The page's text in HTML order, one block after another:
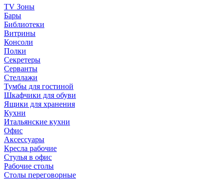
TV Зоны
Бары
Библиотеки
Витрины
Консоли
Полки
Секретеры
Серванты
Стеллажи
Тумбы для гостиной
Шкафчики для обуви
Ящики для хранения
Кухни
Итальянские кухни
Офис
Аксессуары
Кресла рабочие
Стулья в офис
Рабочие столы
Столы переговорные